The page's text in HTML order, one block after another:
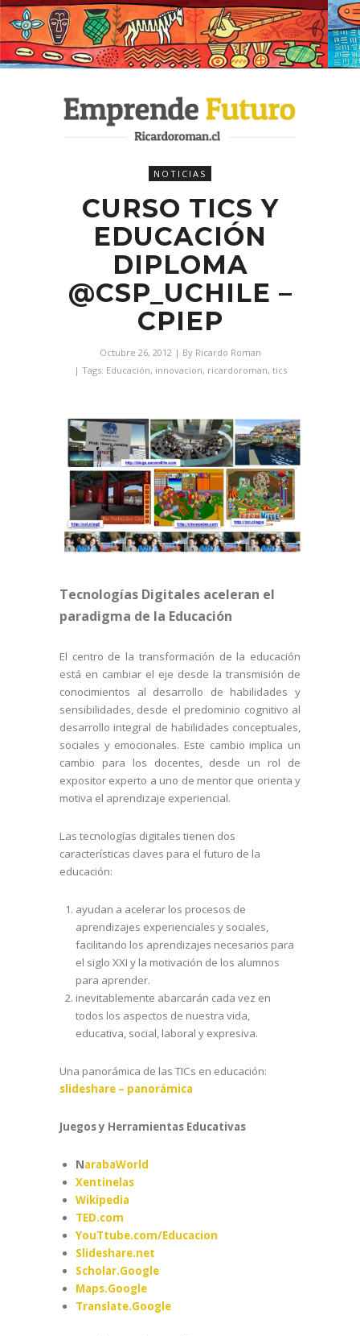
NOTICIAS
CURSO TICS Y
EDUCACIÓN
DIPLOMA
@CSP_UCHILE –
CPIEP
Octubre 26, 2012 | By Ricardo Roman
| Tags: Educación, innovacion, ricardoroman, tics
Tecnologías Digitales aceleran el
paradigma de la Educación
El centro de la transformación de la educación
está en cambiar el eje desde la transmisión de
conocimientos al desarrollo de habilidades y
sensibilidades, desde el predominio cognitivo al
desarrollo integral de habilidades conceptuales,
sociales y emocionales. Este cambio implica un
cambio para los docentes, desde un rol de
expositor experto a uno de mentor que orienta y
motiva el aprendizaje experiencial.
Las tecnologías digitales tienen dos
características claves para el futuro de la
educación:
ayudan a acelerar los procesos de
aprendizajes experienciales y sociales,
facilitando los aprendizajes necesarios para
el siglo XXI y la motivación de los alumnos
para aprender.
inevitablemente abarcarán cada vez en
todos los aspectos de nuestra vida,
educativa, social, laboral y expresiva.
Una panorámica de las TICs en educación:
slideshare – panorámica
Juegos y Herramientas Educativas
NarabaWorld
Xentinelas
Wikipedia
TED.com
YouTtube.com/Educacion
Slideshare.net
Scholar.Google
Maps.Google
Translate.Google